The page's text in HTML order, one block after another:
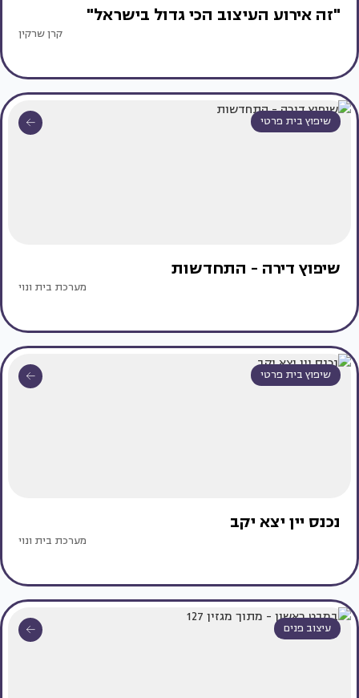
"זה אירוע העיצוב הכי גדול בישראל"
קרן שרקין
שיפוץ בית פרטי
שיפוץ דירה - התחדשות
מערכת בית ונוי
שיפוץ בית פרטי
נכנס יין יצא יקב
מערכת בית ונוי
עיצוב פנים